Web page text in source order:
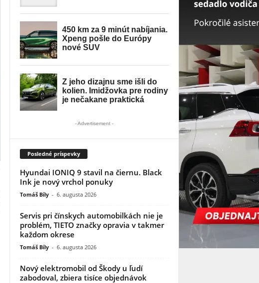
- Advertisement -
Posledné príspevky
Hyundai IONIQ 9 stavil na čiernu. Black
Ink je nový vrchol ponuky
Tomáš Bíly - 6. augusta 2026
Servis pri čínskych automobilkách nie je
problém, TIETO značky opravia v takmer
každom okrese
Tomáš Bíly - 6. augusta 2026
Nový elektromobil od Škody u ľudí
zabodoval, zbiera tisíce objednávok